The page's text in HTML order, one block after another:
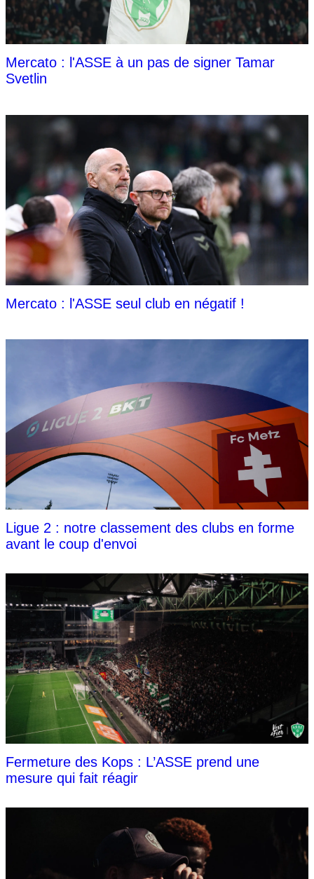
Mercato : l'ASSE à un pas de signer Tamar
Svetlin
Mercato : l'ASSE seul club en négatif !
Ligue 2 : notre classement des clubs en forme
avant le coup d'envoi
Fermeture des Kops : L’ASSE prend une
mesure qui fait réagir